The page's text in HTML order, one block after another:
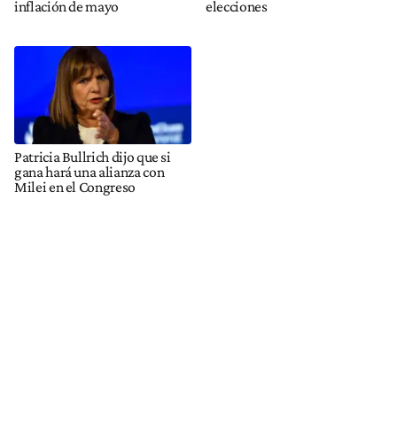
inflación de mayo
elecciones
Patricia Bullrich dijo que si
gana hará una alianza con
Milei en el Congreso